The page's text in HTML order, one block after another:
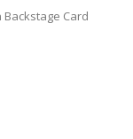
Backstage Card